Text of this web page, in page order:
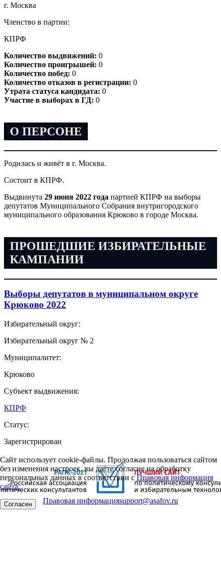
г. Москва
Членство в партии:
КПРФ
Количество выдвижений: 0
Количество проигрышей: 0
Количество побед: 0
Количество отказов в регистрации: 0
Утрата статуса кандидата: 0
Участие в выборах в ГД: 0
О ПЕРСОНЕ
Родилась и живёт в г. Москва.
Состоит в КПРФ.
Выдвинута 29 июня 2022 года партией КПРФ на выборы
депутатов Муниципального Собрания внутригородского
муниципального образования Крюково в городе Москва.
ПРОШЕДШИЕ ИЗБИРАТЕЛЬНЫЕ
КАМПАНИИ
Выборы депутатов в муниципальном округе
Крюково 2022
Избирательный округ:
Избирательный округ № 2
Муниципалитет:
Крюково
Субъект выдвижения:
КПРФ
Статус:
Зарегистрирован
Сайт использует cookie-файлы. Продолжая пользоваться сайтом
без изменения настроек, вы даёте согласие на обработку
персональных данных в соответствии сПравовая информация
сайта.
Согласен Правовая информацияsupport@asafov.ru